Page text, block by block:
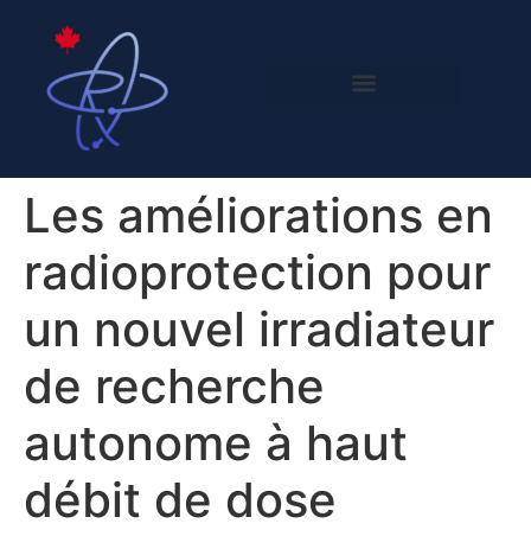
​​Les améliorations en
radioprotection pour
un nouvel irradiateur
de recherche
autonome à haut
débit de dose​